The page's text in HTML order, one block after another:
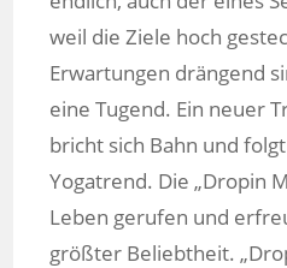
weil die Ziele hoch
Erwartungen drängend
eine Tugend. Ein neuer
bricht sich Bahn und
Yogatrend. Die „Dropin
Leben gerufen und
größter Beliebtheit.